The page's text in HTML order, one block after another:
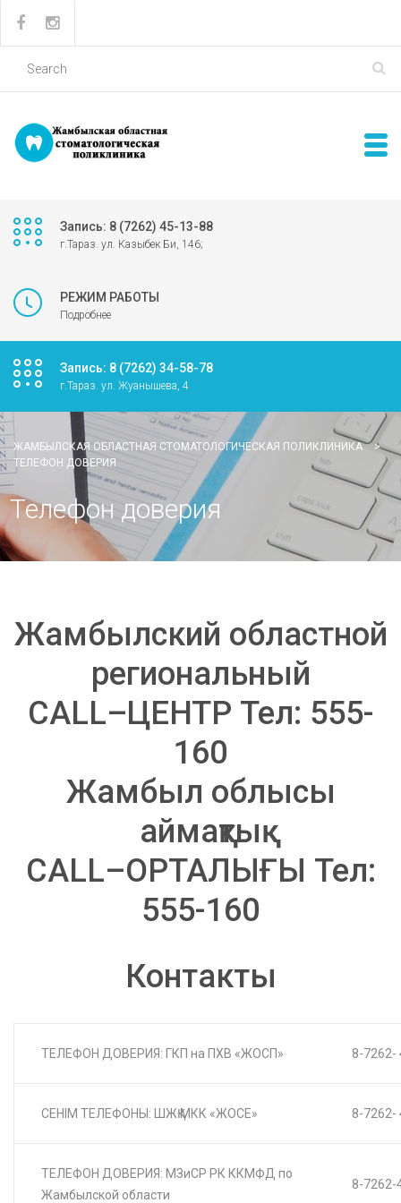
Запись: 8 (7262) 45-13-88
г.Тараз. ул. Казыбек Би, 146;
РЕЖИМ РАБОТЫ
Подробнее
Запись: 8 (7262) 34-58-78
г.Тараз. ул. Жуанышева, 4
ЖАМБЫЛСКАЯ ОБЛАСТНАЯ СТОМАТОЛОГИЧЕСКАЯ ПОЛИКЛИНИКА
>
ТЕЛЕФОН ДОВЕРИЯ
Телефон доверия
Жамбылский областной
региональный
CALL–ЦЕНТР Тел: 555-
160
Жамбыл облысы
аймақтық
CALL–ОРТАЛЫҒЫ Тел:
555-160
Контакты
ТЕЛЕФОН ДОВЕРИЯ: ГКП на ПХВ «ЖОСП» 8-7262-
СЕНІМ ТЕЛЕФОНЫ: ШЖҚ МКК «ЖОСЕ» 8-7262-
ТЕЛЕФОН ДОВЕРИЯ: МЗиСР РК ККМФД по
Жамбылской области
8-7262-